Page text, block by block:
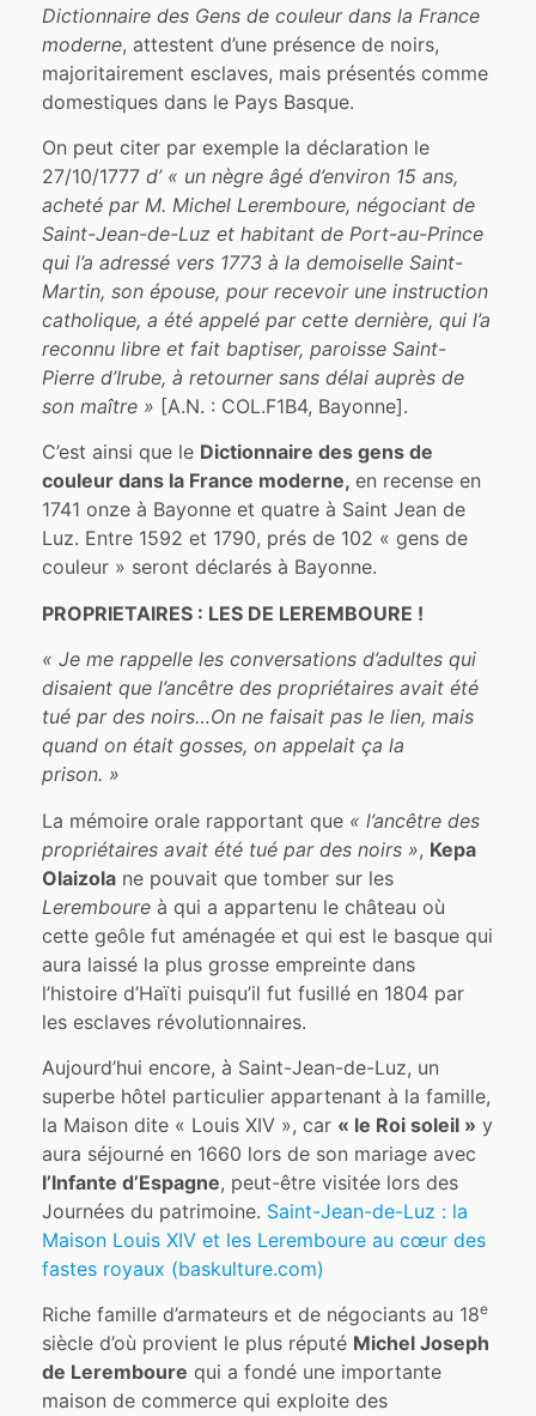
Dictionnaire des Gens de couleur dans la France
moderne, attestent d’une présence de noirs,
majoritairement esclaves, mais présentés comme
domestiques dans le Pays Basque.
On peut citer par exemple la déclaration le
27/10/1777d’ « un nègre âgé d’environ 15 ans,
acheté par M. Michel Leremboure, négociant de
Saint-Jean-de-Luz et habitant de Port-au-Prince
qui l’a adressé vers 1773 à la demoiselle Saint-
Martin, son épouse, pour recevoir une instruction
catholique, a été appelé par cette dernière, qui l’a
reconnu libre et fait baptiser, paroisse Saint-
Pierre d’Irube, à retourner sans délai auprès de
son maître » [A.N. : COL.F1B4, Bayonne].
C’est ainsi que le Dictionnaire des gens de
couleur dans la France moderne,en recense en
1741 onze à Bayonne et quatre à Saint Jean de
Luz. Entre 1592 et 1790, prés de 102 « gens de
couleur » seront déclarés à Bayonne.
PROPRIETAIRES : LES DE LEREMBOURE !
« Je me rappelle les conversations d’adultes qui
disaient que l’ancêtre des propriétaires avait été
tué par des noirs…On ne faisait pas le lien, mais
quand on était gosses, on appelait ça la
prison. »
La mémoire orale rapportant que « l’ancêtre des
propriétaires avait été tué par des noirs », Kepa
Olaizola ne pouvait que tomber sur les
Leremboure à qui a appartenu le château où
cette geôle fut aménagée et qui est le basque qui
aura laissé la plus grosse empreinte dans
l’histoire d’Haïti puisqu’il fut fusillé en 1804 par
les esclaves révolutionnaires.
Aujourd’hui encore, à Saint-Jean-de-Luz, un
superbe hôtel particulier appartenant à la famille,
la Maison dite « Louis XIV », car « le Roi soleil » y
aura séjourné en 1660 lors de son mariage avec
l’Infante d’Espagne, peut-être visitée lors des
Journées du patrimoine. Saint-Jean-de-Luz : la
Maison Louis XIV et les Leremboure au cœur des
fastes royaux (baskulture.com)
Riche famille d’armateurs et de négociants au 18e
siècle d’où provient le plus réputé Michel Joseph
de Leremboure qui a fondé une importante
maison de commerce qui exploite des